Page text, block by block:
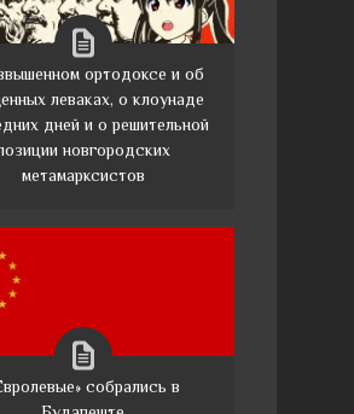
ортодоксе и об
леваках, о клоунаде
дней и о решительной
новгородских
метамарксистов
собрались в